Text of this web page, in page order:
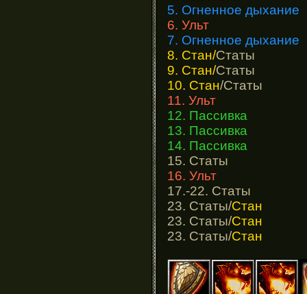
5. Огненное дыхание
6. Ульт
7. Огненное дыхание
8. Стан/Статы
9. Стан/Статы
10. Стан/Статы
11. Ульт
12. Пассивка
13. Пассивка
14. Пассивка
15. Статы
16. Ульт
17.-22. Статы
23. Статы/Стан
23. Статы/Стан
23. Статы/Стан